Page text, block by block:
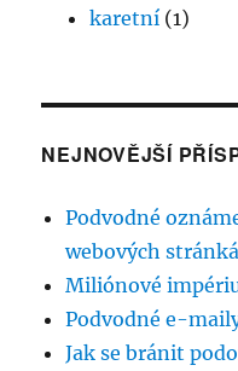
karetní (1)
NEJNOVĚJŠÍ
Podvodné
webových
Miliónové
Podvodné e-
Jak se bránit